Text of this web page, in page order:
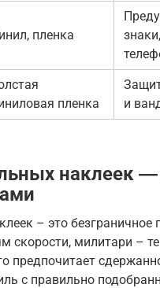
пленка
пленка
и
наклеек
– это безграничное
скорости, милитари –
предпочитает
с правильно